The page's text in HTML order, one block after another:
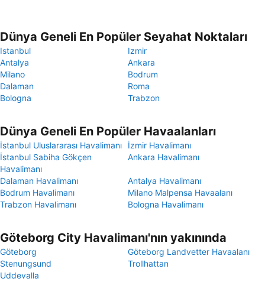
Dünya Geneli En Popüler Seyahat Noktaları
Istanbul
Izmir
Antalya
Ankara
Milano
Bodrum
Dalaman
Roma
Bologna
Trabzon
Dünya Geneli En Popüler Havaalanları
İstanbul Uluslararası Havalimanı
İzmir Havalimanı
İstanbul Sabiha Gökçen
Havalimanı
Ankara Havalimanı
Dalaman Havalimanı
Antalya Havalimanı
Bodrum Havalimanı
Milano Malpensa Havaalanı
Trabzon Havalimanı
Bologna Havalimanı
Göteborg City Havalimanı'nın yakınında
Göteborg
Göteborg Landvetter Havaalanı
Stenungsund
Trollhattan
Uddevalla